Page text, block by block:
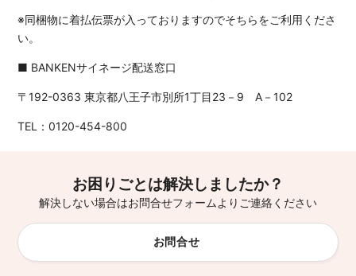
※同梱物に着払伝票が入っておりますのでそちらをご利用くださ
い。
■ BANKENサイネージ配送窓口
〒192-0363 東京都八王子市別所1丁目23－9 A－102
TEL：0120-454-800
お困りごとは解決しましたか？
解決しない場合はお問合せフォームよりご連絡ください
お問合せ